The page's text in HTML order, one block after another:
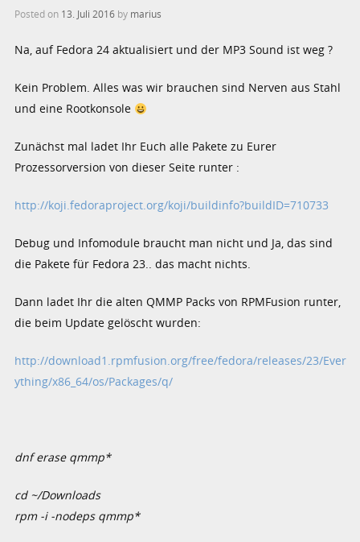
Posted on 13. Juli 2016 by marius
Na, auf Fedora 24 aktualisiert und der MP3 Sound ist weg ?
Kein Problem. Alles was wir brauchen sind Nerven aus Stahl
und eine Rootkonsole
Zunächst mal ladet Ihr Euch alle Pakete zu Eurer
Prozessorversion von dieser Seite runter :
http://koji.fedoraproject.org/koji/buildinfo?buildID=710733
Debug und Infomodule braucht man nicht und Ja, das sind
die Pakete für Fedora 23.. das macht nichts.
Dann ladet Ihr die alten QMMP Packs von RPMFusion runter,
die beim Update gelöscht wurden:
http://download1.rpmfusion.org/free/fedora/releases/23/Ever
ything/x86_64/os/Packages/q/
dnf erase qmmp*
cd ~/Downloads
rpm -i -nodeps qmmp*